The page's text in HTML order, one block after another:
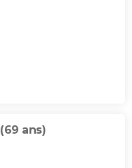
(69 ans)